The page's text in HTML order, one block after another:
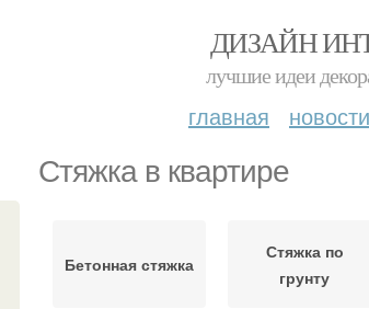
ДИЗАЙН
лучшие идеи
главная новости
Стяжка в квартире
Бетонная стяжка
Стяжка по
грунту